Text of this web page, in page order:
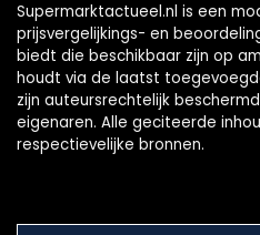
Supermarktactueel.nl is een
prijsvergelijkings- en
biedt die beschikbaar zijn op
houdt via de laatst
zijn auteursrechtelijk
eigenaren. Alle geciteerde
respectievelijke bronnen.